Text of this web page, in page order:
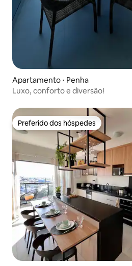
Apartamento ⋅ Penha
Luxo, conforto e diversão!
Preferido dos hóspedes
Preferido dos hóspedes